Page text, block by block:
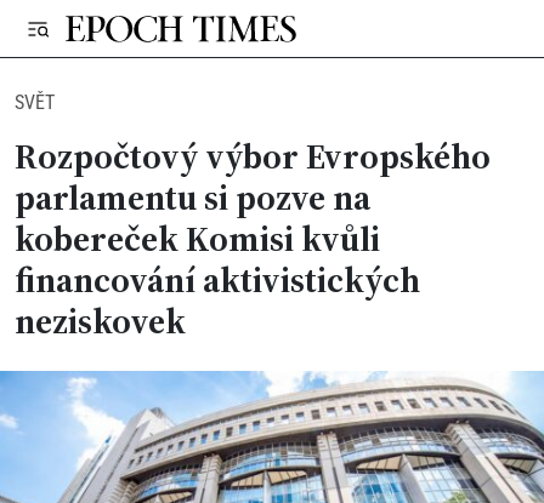
SVĚT
Rozpočtový výbor Evropského
parlamentu si pozve na
kobereček Komisi kvůli
financování aktivistických
neziskovek